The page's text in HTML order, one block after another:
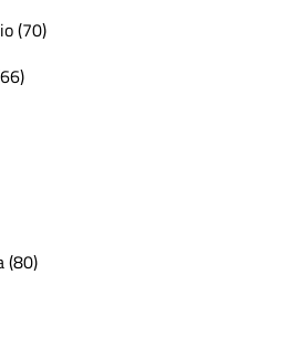
(70)
(80)